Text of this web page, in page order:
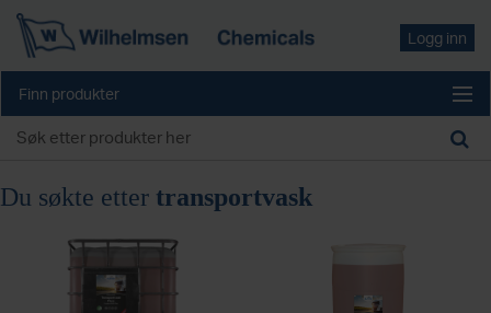
Logg inn
Finn produkter
Du søkte etter transportvask